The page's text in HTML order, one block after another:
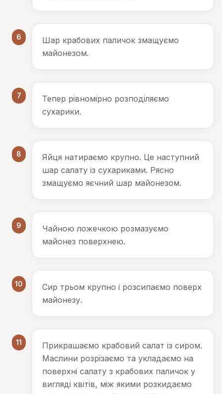
6
Шар крабових паличок змащуємо
майонезом.
7
Тепер рівномірно розподіляємо
сухарики.
8
Яйця натираємо крупно. Це наступний
шар салату із сухариками. Рясно
змащуємо яєчний шар майонезом.
9
Чайною ложечкою розмазуємо
майонез поверхнею.
10
Сир трьом крупно і розсипаємо поверх
майонезу.
11
Прикрашаємо крабовий салат із сиром.
Маслини розрізаємо та укладаємо на
поверхні салату з крабових паличок у
вигляді квітів, між якими розкидаємо